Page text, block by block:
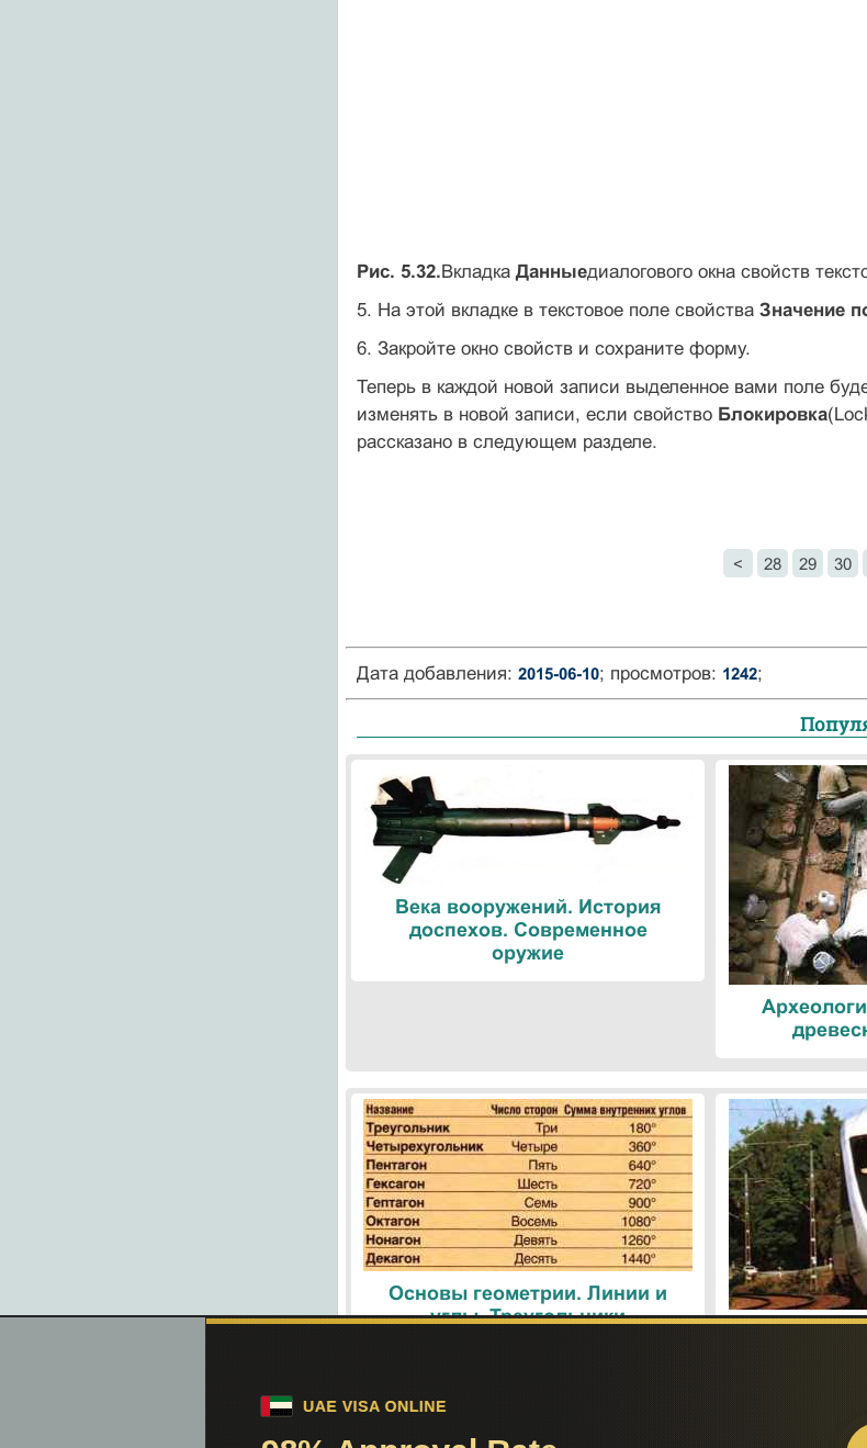
Рис. 5.32.Вкладка Данныедиалогового окна свойств
5. На этой вкладке в текстовое поле свойства Значение
6. Закройте окно свойств и сохраните форму.
Теперь в каждой новой записи выделенное вами поле
изменять в новой записи, если свойство Блокировка
рассказано в следующем разделе.
< 28 29 30
Дата добавления: 2015-06-10; просмотров: 1242;
Века вооружений. История
доспехов. Современное
оружие
Основы геометрии. Линии и
углы. Треугольники